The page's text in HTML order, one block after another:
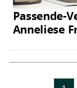
Passende-
Anneliese